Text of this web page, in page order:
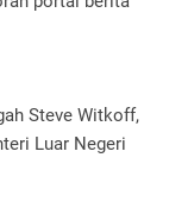
Steve Witkoff,
Luar Negeri